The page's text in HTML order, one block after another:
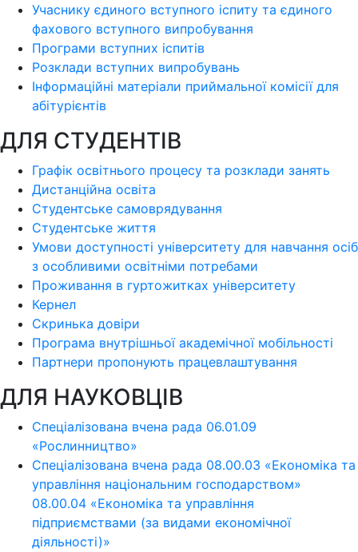
Учаснику єдиного вступного іспиту та єдиного
фахового вступного випробування
Програми вступних іспитів
Розклади вступних випробувань
Інформаційні матеріали приймальної комісії для
абітурієнтів
ДЛЯ СТУДЕНТІВ
Графік освітнього процесу та розклади занять
Дистанційна освіта
Студентське самоврядування
Студентське життя
Умови доступності університету для навчання осіб
з особливими освітніми потребами
Проживання в гуртожитках університету
Кернел
Скринька довіри
Програма внутрішньої академічної мобільності
Партнери пропонують працевлаштування
ДЛЯ НАУКОВЦІВ
Спеціалізована вчена рада 06.01.09
«Рослинництво»
Спеціалізована вчена рада 08.00.03 «Економіка та
управління національним господарством»
08.00.04 «Економіка та управління
підприємствами (за видами економічної
діяльності)»